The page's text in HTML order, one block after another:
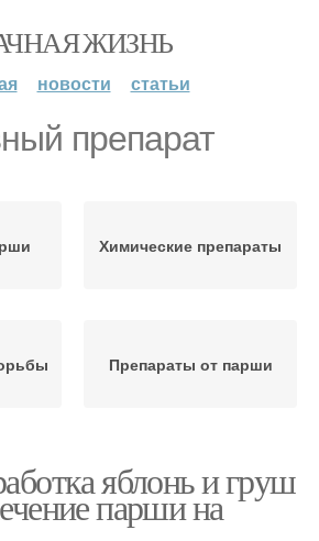
ЖИЗНЬ
новости статьи
препарат
Химические препараты
Препараты от парши
яблонь и груш
парши на